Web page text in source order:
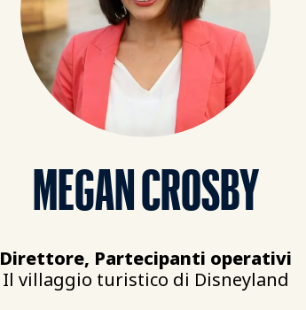
MEGAN CROSBY
Direttore, Partecipanti operativi
Il villaggio turistico di Disneyland